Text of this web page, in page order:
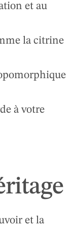
et au
la citrine
à votre
et la